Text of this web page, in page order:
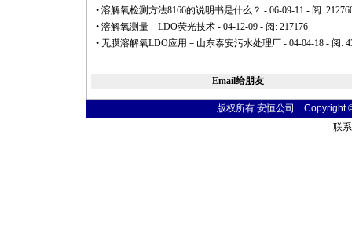
• 溶解氧检测方法8166的说明书是什么？ - 06-09-11 - 阅:
• 溶解氧测量－LDO荧光技术 - 04-12-09 - 阅: 217176
• 无膜溶解氧LDO应用－山东泰安污水处理厂 - 04-04-18 - 阅:
Email给朋友
版权所有 安恒公司 Copyright
联